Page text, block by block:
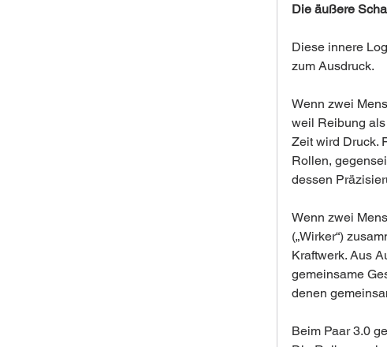
Die äußere
Diese innere
zum Ausdruck.
Wenn zwei
weil Reibung
Zeit wird Druck.
Rollen,
dessen
Wenn zwei
(„Wirker“)
Kraftwerk. Aus
gemeinsame
denen
Beim Paar 3.0